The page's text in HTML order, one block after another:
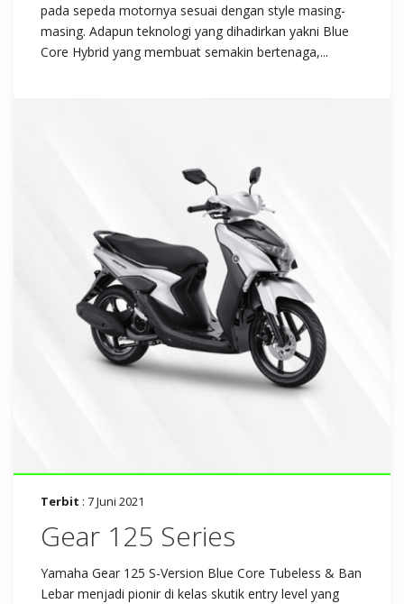
pada sepeda motornya sesuai dengan style masing-
masing. Adapun teknologi yang dihadirkan yakni Blue
Core Hybrid yang membuat semakin bertenaga,...
Terbit : 7 Juni 2021
Gear 125 Series
Yamaha Gear 125 S-Version Blue Core Tubeless & Ban
Lebar menjadi pionir di kelas skutik entry level yang